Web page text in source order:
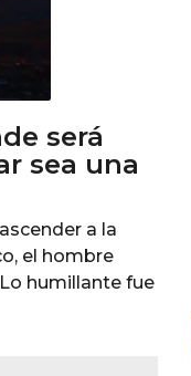
será
sea una
a la
el hombre
humillante fue